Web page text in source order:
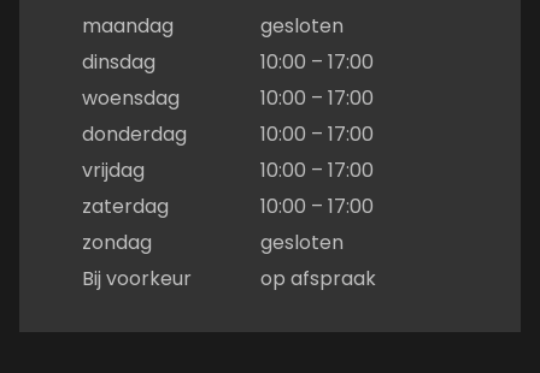
maandag
gesloten
dinsdag
10:00 – 17:00
woensdag
10:00 – 17:00
donderdag
10:00 – 17:00
vrijdag
10:00 – 17:00
zaterdag
10:00 – 17:00
zondag
gesloten
Bij voorkeur
op afspraak